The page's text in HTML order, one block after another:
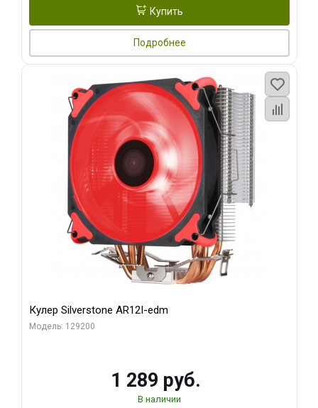
Купить
Подробнее
Кулер Silverstone AR12I-edm
Модель: 129200
1 289 руб.
В наличии